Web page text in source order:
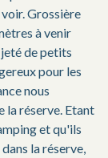
Grossière
à venir
de petits
pour les
nous
la réserve. Etant
et qu'ils
la réserve,